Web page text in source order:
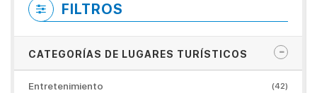
FILTROS
CATEGORÍAS DE LUGARES TURÍSTICOS
Entretenimiento (42)